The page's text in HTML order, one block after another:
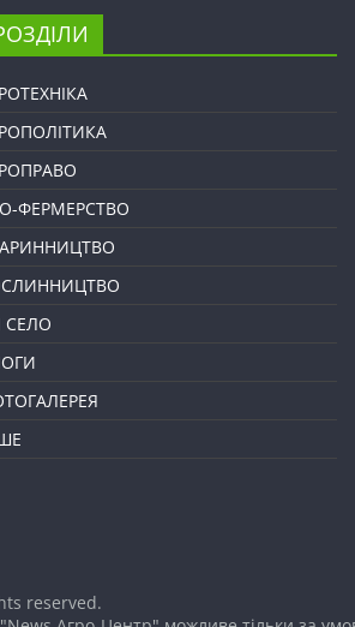
ФЕРМЕРСТВО
СЕЛО
reserved.